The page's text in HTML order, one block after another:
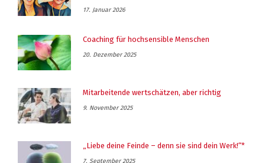
17. Januar 2026
Coaching für hochsensible Menschen
20. Dezember 2025
Mitarbeitende wertschätzen, aber richtig
9. November 2025
„Liebe deine Feinde – denn sie sind dein Werk!“*
7. September 2025